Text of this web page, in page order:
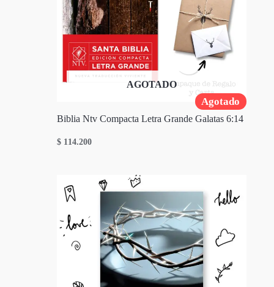
Agotado
AGOTADO
Biblia Ntv Compacta Letra Grande Galatas 6:14
$ 114.200